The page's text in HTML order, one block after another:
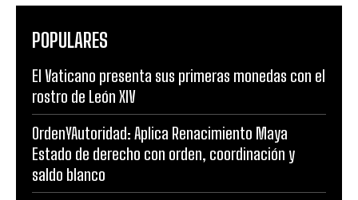
POPULARES
El Vaticano presenta sus primeras monedas con el
rostro de León XIV
OrdenYAutoridad: Aplica Renacimiento Maya
Estado de derecho con orden, coordinación y
saldo blanco